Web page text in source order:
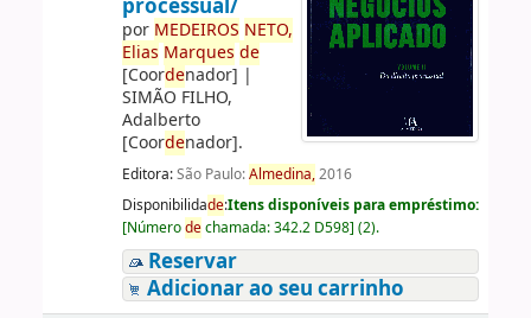
processual/
por MEDEIROS NETO,
Elias Marques de
[Coordenador] |
SIMÃO FILHO,
Adalberto
[Coordenador].
Editora:São Paulo:Almedina,2016
Disponibilidade:Itens disponíveis para empréstimo:
[Númerodechamada:342.2 D598] (2).
Reservar
Adicionar ao seu carrinho